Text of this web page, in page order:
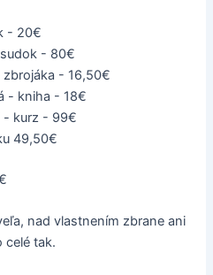
- 20€
- 80€
- 16,50€
- kniha - 18€
- kurz - 99€
49,50€
nad vlastnením zbrane ani
celé tak.